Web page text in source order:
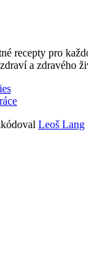
recepty pro
a zdravého
Leoš Lang